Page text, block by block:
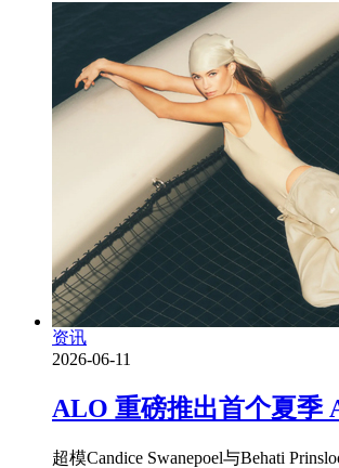
资讯
2026-06-11
ALO 重磅推出首个夏季
超模Candice Swanepoel与Behati